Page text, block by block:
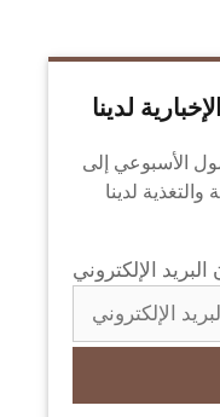
لدينا
الأسبوعي إلى
البريد الإلكتروني